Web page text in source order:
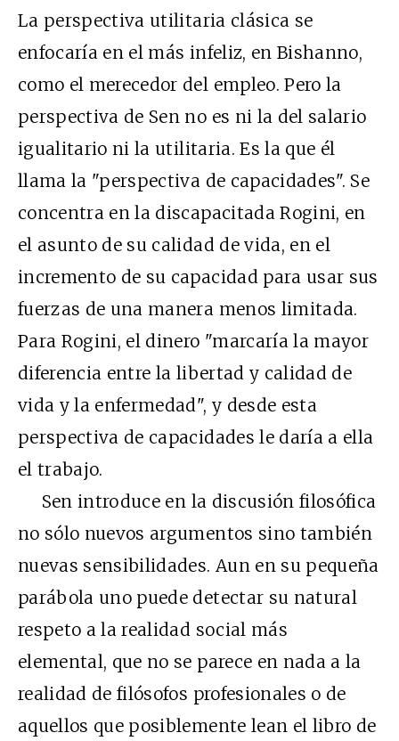
La perspectiva utilitaria clásica se
enfocaría en el más infeliz, en Bishanno,
como el merecedor del empleo. Pero la
perspectiva de Sen no es ni la del salario
igualitario ni la utilitaria. Es la que él
llama la "perspectiva de capacidades". Se
concentra en la discapacitada Rogini, en
el asunto de su calidad de vida, en el
incremento de su capacidad para usar sus
fuerzas de una manera menos limitada.
Para Rogini, el dinero "marcaría la mayor
diferencia entre la libertad y calidad de
vida y la enfermedad", y desde esta
perspectiva de capacidades le daría a ella
el trabajo.
Sen introduce en la discusión filosófica
no sólo nuevos argumentos sino también
nuevas sensibilidades. Aun en su pequeña
parábola uno puede detectar su natural
respeto a la realidad social más
elemental, que no se parece en nada a la
realidad de filósofos profesionales o de
aquellos que posiblemente lean el libro de